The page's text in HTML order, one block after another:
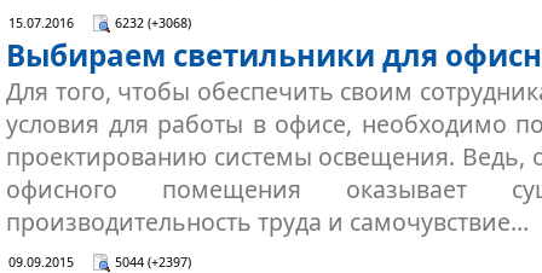
15.07.2016 6232 (+3068)
Выбираем светильники для
Для того, чтобы обеспечить своим
условия для работы в офисе, необходимо
проектированию системы освещения. Ведь,
офисного помещения оказывает
производительность труда и самочувствие…
09.09.2015 5044 (+2397)